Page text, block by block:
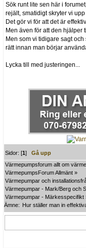
Sök runt lite sen här i
rejält, smatidigt skryter vi
Det gör vi för att det är
Men även för att den hjälper
Men som vi tidigare sagt
rätt innan man börjar
Lycka till med justeringen...
Sidor: [1]Gå upp
Värmepumpsforum allt om
VärmepumpsForum Allmänt »
Värmepumpar och
Värmepumpar - Mark/Berg och
Värmepumpar - Märkesspecifikt
Ämne:
Hur ställer man in